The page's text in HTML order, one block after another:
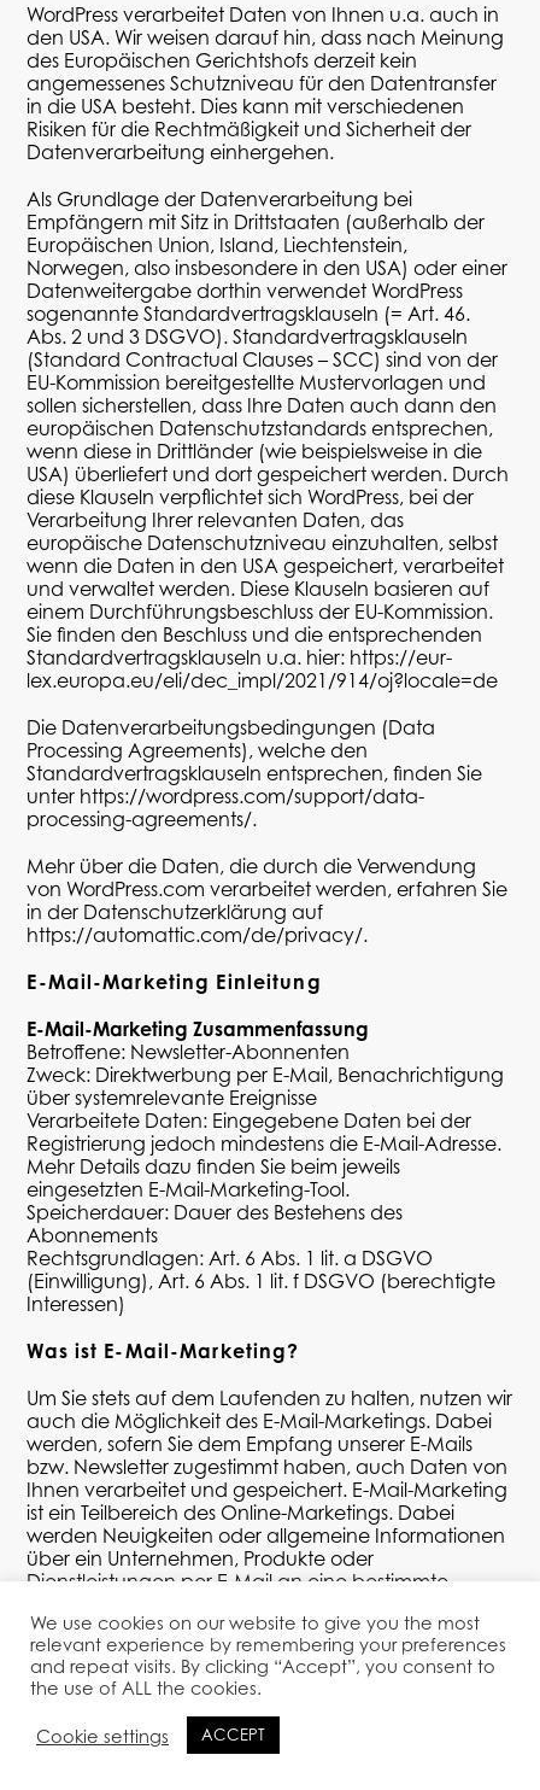
WordPress verarbeitet Daten von Ihnen u.a. auch in
den USA. Wir weisen darauf hin, dass nach Meinung
des Europäischen Gerichtshofs derzeit kein
angemessenes Schutzniveau für den Datentransfer
in die USA besteht. Dies kann mit verschiedenen
Risiken für die Rechtmäßigkeit und Sicherheit der
Datenverarbeitung einhergehen.
Als Grundlage der Datenverarbeitung bei
Empfängern mit Sitz in Drittstaaten (außerhalb der
Europäischen Union, Island, Liechtenstein,
Norwegen, also insbesondere in den USA) oder einer
Datenweitergabe dorthin verwendetWordPress
sogenannte Standardvertragsklauseln (= Art. 46.
Abs. 2 und 3 DSGVO). Standardvertragsklauseln
(Standard Contractual Clauses– SCC) sind von der
EU-Kommission bereitgestellte Mustervorlagen und
sollen sicherstellen, dass Ihre Daten auch dann den
europäischen Datenschutzstandards entsprechen,
wenn diese in Drittländer (wie beispielsweise in die
USA) überliefert und dort gespeichert werden. Durch
diese Klauseln verpflichtet sichWordPress, bei der
Verarbeitung Ihrer relevanten Daten, das
europäische Datenschutzniveau einzuhalten, selbst
wenn die Daten in den USA gespeichert, verarbeitet
und verwaltet werden. Diese Klauseln basieren auf
einem Durchführungsbeschluss der EU-Kommission.
Sie finden den Beschluss und die entsprechenden
Standardvertragsklauseln u.a. hier: https://eur-
lex.europa.eu/eli/dec_impl/2021/914/oj?locale=de
Die Datenverarbeitungsbedingungen (Data
Processing Agreements), welche den
Standardvertragsklauseln entsprechen, finden Sie
unter https://wordpress.com/support/data-
processing-agreements/.
Mehr über die Daten, die durch die Verwendung
von WordPress.com verarbeitet werden, erfahren Sie
in der Datenschutzerklärung auf
https://automattic.com/de/privacy/.
E-Mail-Marketing Einleitung
E-Mail-Marketing Zusammenfassung
Betroffene: Newsletter-Abonnenten
Zweck: Direktwerbung per E-Mail, Benachrichtigung
über systemrelevante Ereignisse
Verarbeitete Daten: Eingegebene Daten bei der
Registrierung jedoch mindestens die E-Mail-Adresse.
Mehr Details dazu finden Sie beim jeweils
eingesetzten E-Mail-Marketing-Tool.
Speicherdauer: Dauer des Bestehens des
Abonnements
Rechtsgrundlagen: Art. 6 Abs. 1 lit. a DSGVO
(Einwilligung), Art. 6 Abs. 1 lit. f DSGVO (berechtigte
Interessen)
Was ist E-Mail-Marketing?
Um Sie stets auf dem Laufenden zu halten, nutzen wir
auch die Möglichkeit des E-Mail-Marketings. Dabei
werden, sofern Sie dem Empfang unserer E-Mails
bzw. Newsletter zugestimmt haben, auch Daten von
Ihnen verarbeitet und gespeichert. E-Mail-Marketing
ist ein Teilbereich des Online-Marketings. Dabei
werden Neuigkeiten oder allgemeine Informationen
über ein Unternehmen, Produkte oder
Dienstleistungen per E-Mail an eine bestimmte
gesendet.
Wenn Sie an unserem E-Mail-Marketing (meist per
Newsletter) teilnehmen wollen, müssen Sie sich im
Normalfall einfach nur mit Ihrer E-Mail-Adresse
anmelden. Dafür füllen Sie ein Online-Formular aus
We use cookies on our website to give you the most
relevant experience by remembering your preferences
and repeat visits. By clicking “Accept”, you consent to
the use of ALL the cookies.
Cookie settings ACCEPT